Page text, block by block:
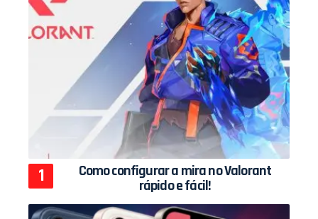
Como configurar a mira no Valorant
rápido e fácil!